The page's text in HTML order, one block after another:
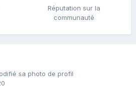
Réputation sur la
communauté
sa photo de profil